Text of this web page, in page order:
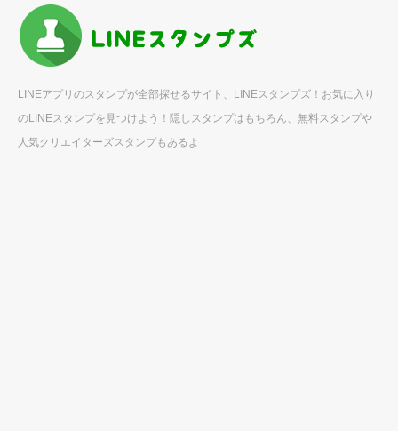
LINEアプリのスタンプが全部探せるサイト、LINEスタンプズ！お気に入り
のLINEスタンプを見つけよう！隠しスタンプはもちろん、無料スタンプや
人気クリエイターズスタンプもあるよ